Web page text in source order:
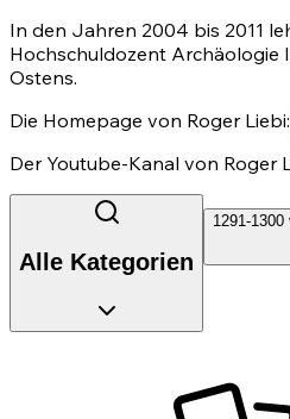
In den Jahren 2004 bis 2011
Hochschuldozent Archäologie
Ostens.
Die Homepage von Roger Liebi:
Der Youtube-Kanal von Roger
Alle Kategorien
1291-1300